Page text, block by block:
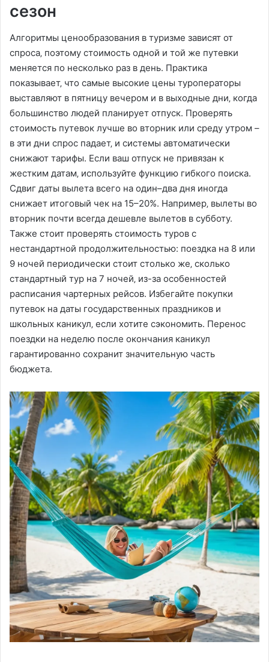
сезон
Алгоритмы ценообразования в туризме зависят от
спроса‚ поэтому стоимость одной и той же путевки
меняется по несколько раз в день. Практика
показывает‚ что самые высокие цены туроператоры
выставляют в пятницу вечером и в выходные дни‚ когда
большинство людей планирует отпуск. Проверять
стоимость путевок лучше во вторник или среду утром –
в эти дни спрос падает‚ и системы автоматически
снижают тарифы. Если ваш отпуск не привязан к
жестким датам‚ используйте функцию гибкого поиска.
Сдвиг даты вылета всего на один–два дня иногда
снижает итоговый чек на 15–20%. Например‚ вылеты во
вторник почти всегда дешевле вылетов в субботу.
Также стоит проверять стоимость туров с
нестандартной продолжительностью: поездка на 8 или
9 ночей периодически стоит столько же‚ сколько
стандартный тур на 7 ночей‚ из-за особенностей
расписания чартерных рейсов. Избегайте покупки
путевок на даты государственных праздников и
школьных каникул‚ если хотите сэкономить. Перенос
поездки на неделю после окончания каникул
гарантированно сохранит значительную часть
бюджета.